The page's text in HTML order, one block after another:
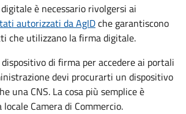
è necessario rivolgersi ai
autorizzati da AgIDche garantiscono
che utilizzano la firma digitale.
di firma per accedere ai portali
devi procurarti un dispositivo
una CNS. La cosa più semplice è
Camera di Commercio.